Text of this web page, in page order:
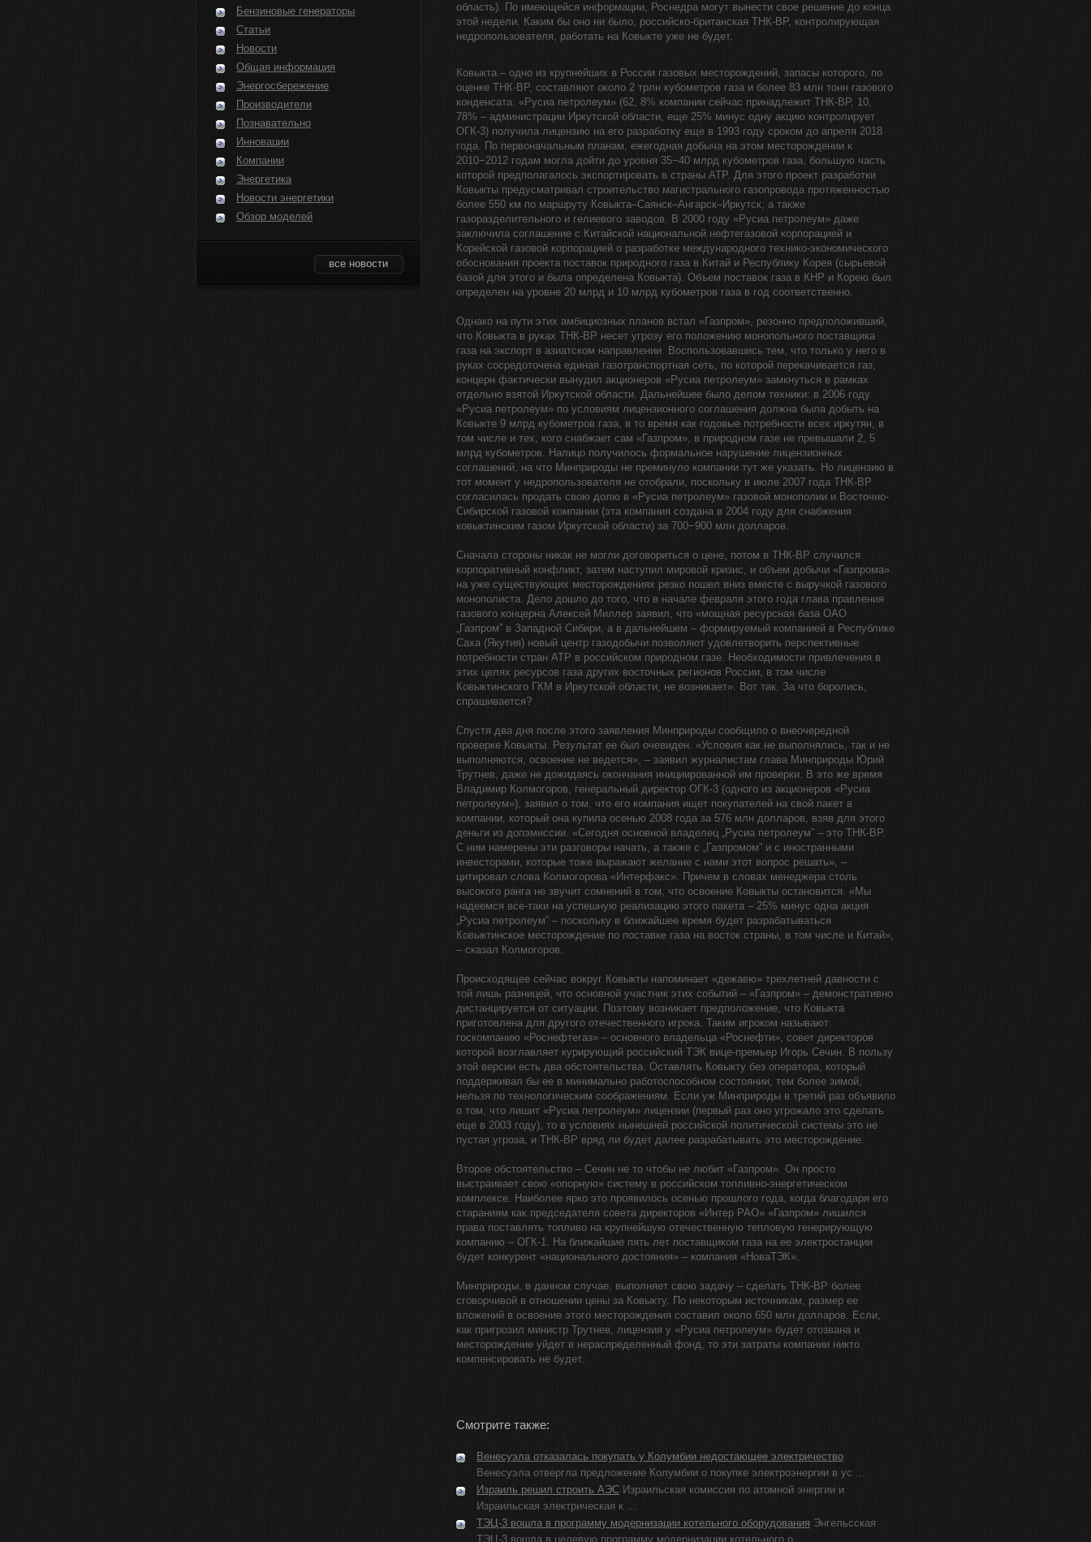
Бензиновые генераторы
Статьи
Новости
Общая информация
Энергосбережение
Производители
Познавательно
Инновации
Компании
Энергетика
Новости энергетики
Обзор моделей
все новости
область). По имеющейся информации, Роснедра могут вынести свое решение до конца
этой недели. Каким бы оно ни было, российско-британская ТНК-ВР, контролирующая
недропользователя, работать на Ковыкте уже не будет.
Ковыкта – одно из крупнейших в России газовых месторождений, запасы которого, по
оценке ТНК-ВР, составляют около 2 трлн кубометров газа и более 83 млн тонн газового
конденсата. «Русиа петролеум» (62, 8% компании сейчас принадлежит ТНК-ВР, 10,
78% – администрации Иркутской области, еще 25% минус одну акцию контролирует
ОГК-3) получила лицензию на его разработку еще в 1993 году сроком до апреля 2018
года. По первоначальным планам, ежегодная добыча на этом месторождении к
2010−2012 годам могла дойти до уровня 35−40 млрд кубометров газа, большую часть
которой предполагалось экспортировать в страны АТР. Для этого проект разработки
Ковыкты предусматривал строительство магистрального газопровода протяженностью
более 550 км по маршруту Ковыкта–Саянск–Ангарск–Иркутск, а также
газоразделительного и гелиевого заводов. В 2000 году «Русиа петролеум» даже
заключила соглашение с Китайской национальной нефтегазовой корпорацией и
Корейской газовой корпорацией о разработке международного технико-экономического
обоснования проекта поставок природного газа в Китай и Республику Корея (сырьевой
базой для этого и была определена Ковыкта). Объем поставок газа в КНР и Корею был
определен на уровне 20 млрд и 10 млрд кубометров газа в год соответственно.
Однако на пути этих амбициозных планов встал «Газпром», резонно предположивший,
что Ковыкта в руках ТНК-ВР несет угрозу его положению монопольного поставщика
газа на экспорт в азиатском направлении. Воспользовавшись тем, что только у него в
руках сосредоточена единая газотранспортная сеть, по которой перекачивается газ,
концерн фактически вынудил акционеров «Русиа петролеум» замкнуться в рамках
отдельно взятой Иркутской области. Дальнейшее было делом техники: в 2006 году
«Русиа петролеум» по условиям лицензионного соглашения должна была добыть на
Ковыкте 9 млрд кубометров газа, в то время как годовые потребности всех иркутян, в
том числе и тех, кого снабжает сам «Газпром», в природном газе не превышали 2, 5
млрд кубометров. Налицо получилось формальное нарушение лицензионных
соглашений, на что Минприроды не преминуло компании тут же указать. Но лицензию в
тот момент у недропользователя не отобрали, поскольку в июле 2007 года ТНК-ВР
согласилась продать свою долю в «Русиа петролеум» газовой монополии и Восточно-
Сибирской газовой компании (эта компания создана в 2004 году для снабжения
ковыктинским газом Иркутской области) за 700−900 млн долларов.
Сначала стороны никак не могли договориться о цене, потом в ТНК-ВР случился
корпоративный конфликт, затем наступил мировой кризис, и объем добычи «Газпрома»
на уже существующих месторождениях резко пошел вниз вместе с выручкой газового
монополиста. Дело дошло до того, что в начале февраля этого года глава правления
газового концерна Алексей Миллер заявил, что «мощная ресурсная база ОАО
„Газпром” в Западной Сибири, а в дальнейшем – формируемый компанией в Республике
Саха (Якутия) новый центр газодобычи позволяют удовлетворить перспективные
потребности стран АТР в российском природном газе. Необходимости привлечения в
этих целях ресурсов газа других восточных регионов России, в том числе
Ковыктинского ГКМ в Иркутской области, не возникает». Вот так. За что боролись,
спрашивается?
Спустя два дня после этого заявления Минприроды сообщило о внеочередной
проверке Ковыкты. Результат ее был очевиден. «Условия как не выполнялись, так и не
выполняются, освоение не ведется», – заявил журналистам глава Минприроды Юрий
Трутнев, даже не дожидаясь окончания инициированной им проверки. В это же время
Владимир Колмогоров, генеральный директор ОГК-3 (одного из акционеров «Русиа
петролеум»), заявил о том, что его компания ищет покупателей на свой пакет в
компании, который она купила осенью 2008 года за 576 млн долларов, взяв для этого
деньги из допэмиссии. «Сегодня основной владелец „Русиа петролеум” – это ТНК-BP.
С ним намерены эти разговоры начать, а также с „Газпромом” и с иностранными
инвесторами, которые тоже выражают желание с нами этот вопрос решать», –
цитировал слова Колмогорова «Интерфакс». Причем в словах менеджера столь
высокого ранга не звучит сомнений в том, что освоение Ковыкты остановится. «Мы
надеемся все-таки на успешную реализацию этого пакета – 25% минус одна акция
„Русиа петролеум” – поскольку в ближайшее время будет разрабатываться
Ковыктинское месторождение по поставке газа на восток страны, в том числе и Китай»,
– сказал Колмогоров.
Происходящее сейчас вокруг Ковыкты напоминает «дежавю» трехлетней давности с
той лишь разницей, что основной участник этих событий – «Газпром» – демонстративно
дистанцируется от ситуации. Поэтому возникает предположение, что Ковыкта
приготовлена для другого отечественного игрока. Таким игроком называют
госкомпанию «Роснефтегаз» – основного владельца «Роснефти», совет директоров
которой возглавляет курирующий российский ТЭК вице-премьер Игорь Сечин. В пользу
этой версии есть два обстоятельства. Оставлять Ковыкту без оператора, который
поддерживал бы ее в минимально работоспособном состоянии, тем более зимой,
нельзя по технологическим соображениям. Если уж Минприроды в третий раз объявило
о том, что лишит «Русиа петролеум» лицензии (первый раз оно угрожало это сделать
еще в 2003 году), то в условиях нынешней российской политической системы это не
пустая угроза, и ТНК-ВР вряд ли будет далее разрабатывать это месторождение.
Второе обстоятельство – Сечин не то чтобы не любит «Газпром». Он просто
выстраивает свою «опорную» систему в российском топливно-энергетическом
комплексе. Наиболее ярко это проявилось осенью прошлого года, когда благодаря его
стараниям как председателя совета директоров «Интер РАО» «Газпром» лишился
права поставлять топливо на крупнейшую отечественную тепловую генерирующую
компанию – ОГК-1. На ближайшие пять лет поставщиком газа на ее электростанции
будет конкурент «национального достояния» – компания «НоваТЭК».
Минприроды, в данном случае, выполняет свою задачу – сделать ТНК-ВР более
сговорчивой в отношении цены за Ковыкту. По некоторым источникам, размер ее
вложений в освоение этого месторождения составил около 650 млн долларов. Если,
как пригрозил министр Трутнев, лицензия у «Русиа петролеум» будет отозвана и
месторождение уйдет в нераспределенный фонд, то эти затраты компании никто
компенсировать не будет.
Смотрите также:
Венесуэла отказалась покупать у Колумбии недостающее электричество
Венесуэла отвергла предложение Колумбии о покупке электроэнергии в ус ...
Израиль решил строить АЭС Израильская комиссия по атомной энергии и
Израильская электрическая к ...
ТЭЦ-3 вошла в программу модернизации котельного оборудования Энгельсская
ТЭЦ-3 вошла в целевую программу модернизации котельного о ...